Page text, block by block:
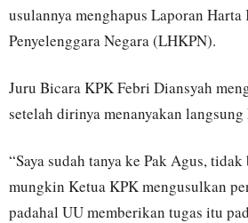
usulannya menghapus Laporan Harta
Penyelenggara Negara (LHKPN).
Juru Bicara KPK Febri Diansyah
setelah dirinya menanyakan langsung
“Saya sudah tanya ke Pak Agus,
mungkin Ketua KPK mengusulkan
padahal UU memberikan tugas itu